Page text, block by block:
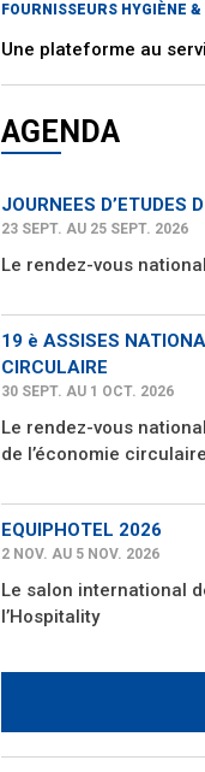
FOURNISSEURS HYGIÈNE
Une plateforme au
AGENDA
JOURNEES D’ETUDES
23 SEPT. AU 25 SEPT. 2026
Le rendez-vous
19 è ASSISES
CIRCULAIRE
30 SEPT. AU 1 OCT. 2026
Le rendez-vous
de l’économie
EQUIPHOTEL 2026
2 NOV. AU 5 NOV. 2026
Le salon international
l’Hospitality